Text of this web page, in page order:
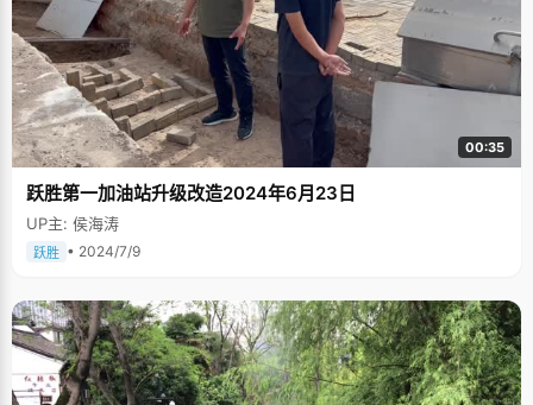
00:35
跃胜第一加油站升级改造2024年6月23日
UP主: 侯海涛
跃胜 • 2024/7/9